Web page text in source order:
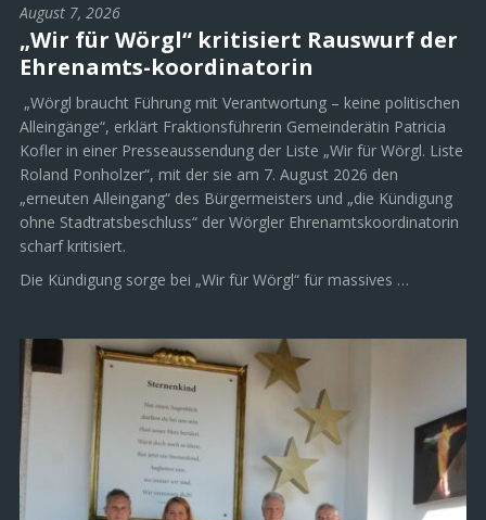
August 7, 2026
„Wir für Wörgl“ kritisiert Rauswurf der
Ehrenamts-koordinatorin
„Wörgl braucht Führung mit Verantwortung – keine politischen
Alleingänge“, erklärt Fraktionsführerin Gemeinderätin Patricia
Kofler in einer Presseaussendung der Liste „Wir für Wörgl. Liste
Roland Ponholzer“, mit der sie am 7. August 2026 den
„erneuten Alleingang“ des Bürgermeisters und „die Kündigung
ohne Stadtratsbeschluss“ der Wörgler Ehrenamtskoordinatorin
scharf kritisiert.
Die Kündigung sorge bei „Wir für Wörgl“ für massives …